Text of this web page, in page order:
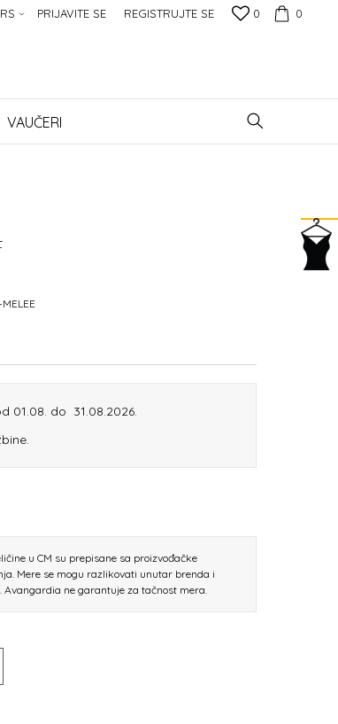
0
0
PRIJAVITE SE REGISTRUJTE SE
RS
VAUČERI
01.08. do 31.08.2026.
u CM su prepisane sa proizvođačke
Mere se mogu razlikovati unutar brenda i
Avangardia ne garantuje za tačnost mera.